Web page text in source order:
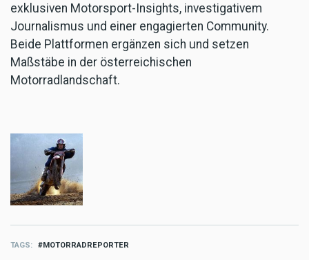
exklusiven Motorsport-Insights, investigativem
Journalismus und einer engagierten Community.
Beide Plattformen ergänzen sich und setzen
Maßstäbe in der österreichischen
Motorradlandschaft.
TAGS MOTORRADREPORTER